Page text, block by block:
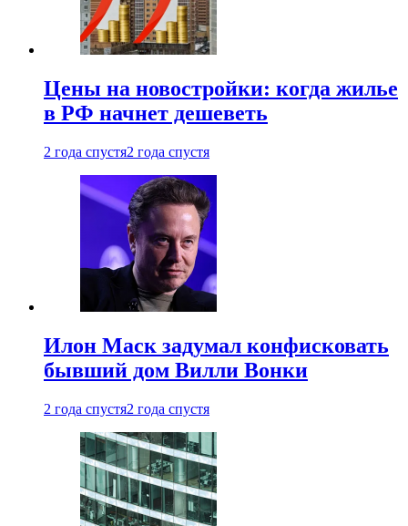
Цены на новостройки: когда жилье
в РФ начнет дешеветь
2 года спустя2 года спустя
Илон Маск задумал конфисковать
бывший дом Вилли Вонки
2 года спустя2 года спустя